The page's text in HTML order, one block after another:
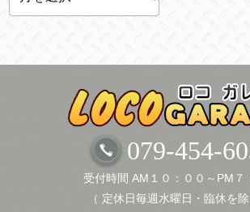
ブ
079-454-
受付時間 AM１０：００～PM７
（ 定休日毎週水曜日・臨休を除